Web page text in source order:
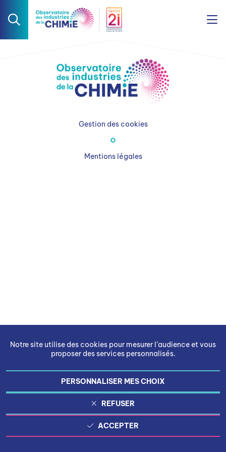
Notre site utilise des cookies pour mesurer l’audience et vous
proposer des services personnalisés.
PERSONNALISER MES CHOIX
REFUSER
ACCEPTER
Gestion des cookies
Mentions légales